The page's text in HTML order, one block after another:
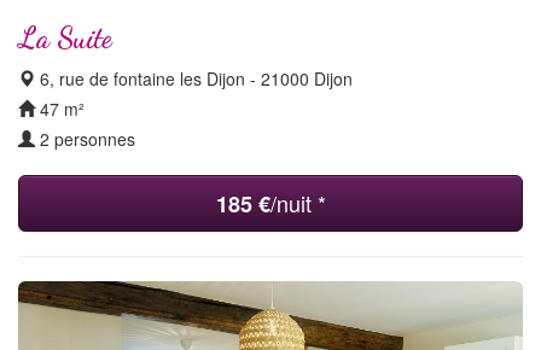
La Suite
6, rue de fontaine les Dijon - 21000 Dijon
47 m²
2 personnes
185 €/nuit *